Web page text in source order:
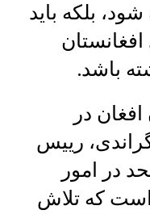
شود، بلکه باید
در
رییس
در امور
است که تلاش